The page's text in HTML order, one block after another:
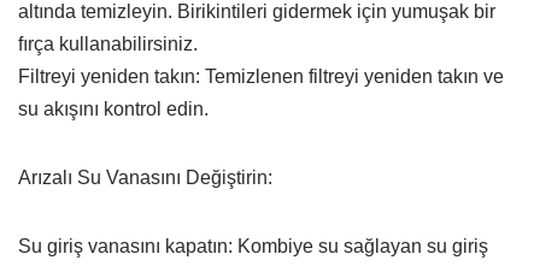
altında temizleyin. Birikintileri gidermek için yumuşak bir
fırça kullanabilirsiniz.
Filtreyi yeniden takın: Temizlenen filtreyi yeniden takın ve
su akışını kontrol edin.
Arızalı Su Vanasını Değiştirin:
Su giriş vanasını kapatın: Kombiye su sağlayan su giriş